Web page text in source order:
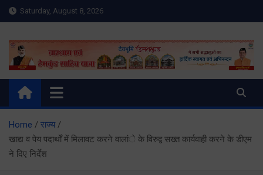
Skip
to
Saturday, August 8, 2026
Meru Raibar | Uttarakhand
News | Uttarkashi News
meruraibar.com
Home
राज्य
खाद्य व पेय पदार्थों में मिलावट करने वालांे के विरुद्व सख्त कार्यवाही करने के डीएम
ने दिए निर्देश